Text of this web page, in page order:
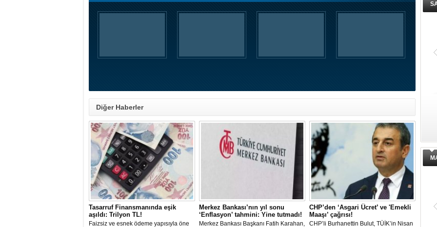
Diğer Haberler
Tasarruf Finansmanında eşik
aşıldı: Trilyon TL!
Faizsiz ve esnek ödeme yapısıyla öne
Merkez Bankası’nın yıl sonu
‘Enflasyon’ tahmini: Yine tutmadı!
Merkez Bankası Başkanı Fatih Karahan,
CHP’den ‘Asgari Ücret’ ve 'Emekli
Maaşı’ çağrısı!
CHP’li Burhanettin Bulut, TÜİK’in Nisan
Ondokuzmayıs Üniversitesi
Hastanesinde bazı Doktorların;
hastalardan rüşvet aldığı iddiasıyla
başlatılan 'Soruşturma' kapsamında
Samsun ve Ordu’da eş zamanlı
operasyon düzenlendi. Aralarında 4
Doktorun da bulunduğu 18 şüpheli
gözaltına alındı.